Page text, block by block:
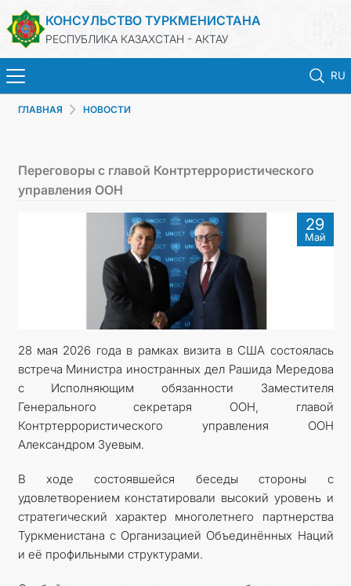
КОНСУЛЬСТВО ТУРКМЕНИСТАНА
РЕСПУБЛИКА КАЗАХСТАН - АКТАУ
RU
КОНСУЛЬСКИЕ УСЛУГИ
МИД
ЗАПИСЬ НА ПРИЕМ
КОНТАКТНЫЕ ДАННЫЕ
ДОКУМЕНТЫ
ПРАЗДНИЧНЫЕ И ПАМЯТНЫЕ ДНИ
ГЛАВНАЯ НОВОСТИ
Переговоры с главой Контртеррористического
управления ООН
29
Май
28 мая 2026 года в рамках визита в США состоялась
встреча Министра иностранных дел Рашида Мередова
с Исполняющим обязанности Заместителя
Генерального секретаря ООН, главой
Контртеррористического управления ООН
Александром Зуевым.
В ходе состоявшейся беседы стороны с
удовлетворением констатировали высокий уровень и
стратегический характер многолетнего партнерства
Туркменистана с Организацией Объединённых Наций
и её профильными структурами.